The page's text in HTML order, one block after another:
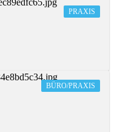
PRAXIS
BÜRO/PRAXIS